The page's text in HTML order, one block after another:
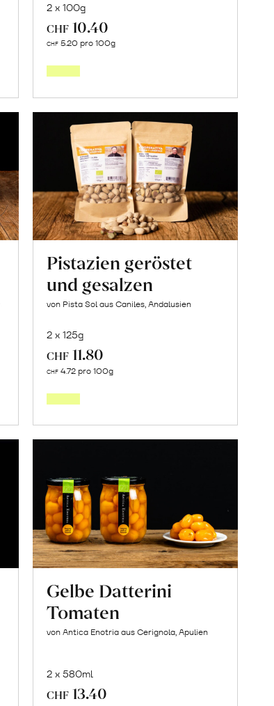
2 x 100g
CHF 10.40
CHF 5.20 pro 100g
Pistazien geröstet
und gesalzen
von Pista Sol aus Caniles, Andalusien
2 x 125g
CHF 11.80
CHF 4.72 pro 100g
Gelbe Datterini
Tomaten
von Antica Enotria aus Cerignola, Apulien
2 x 580ml
CHF 13.40